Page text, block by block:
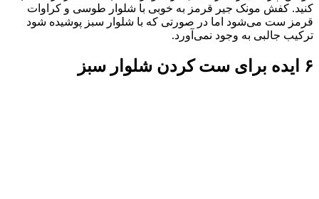
کنید. کفش مونک جیر قرمز به خوبی با شلوار طوسی و کراوات
قرمز ست می‌شود اما در صورتی که با شلوار سبز پوشیده شود
ترکیب جالبی به وجود نمی‌آورد.
۶ ایده برای ست کردن شلوار سبز